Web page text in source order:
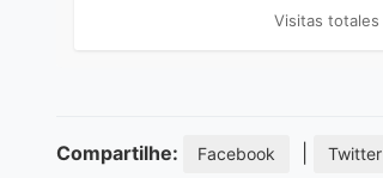
Visitas totales
Compartilhe: Facebook Twitter